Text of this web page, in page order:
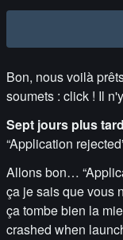
Bon, nous voilà
soumets : click ! Il
Sept jours plus tard
“Application
Allons bon…
ça je sais que vous
ça tombe bien la
crashed when